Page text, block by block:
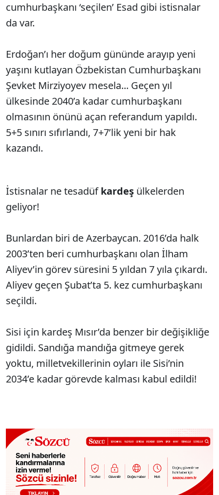
cumhurbaşkanı ‘seçilen’ Esad gibi istisnalar
da var.
Erdoğan’ı her doğum gününde arayıp yeni
yaşını kutlayan Özbekistan Cumhurbaşkanı
Şevket Mirziyoyev mesela... Geçen yıl
ülkesinde 2040’a kadar cumhurbaşkanı
olmasının önünü açan referandum yapıldı.
5+5 sınırı sıfırlandı, 7+7’lik yeni bir hak
kazandı.
İstisnalar ne tesadüfkardeş ülkelerden
geliyor!
Bunlardan biri de Azerbaycan. 2016’da halk
2003’ten beri cumhurbaşkanı olan İlham
Aliyev’in görev süresini 5 yıldan 7 yıla çıkardı.
Aliyev geçen Şubat’ta 5. kez cumhurbaşkanı
seçildi.
Sisi için kardeş Mısır’da benzer bir değişikliğe
gidildi. Sandığa mandığa gitmeye gerek
yoktu, milletvekillerinin oyları ile Sisi’nin
2034’e kadar görevde kalması kabul edildi!